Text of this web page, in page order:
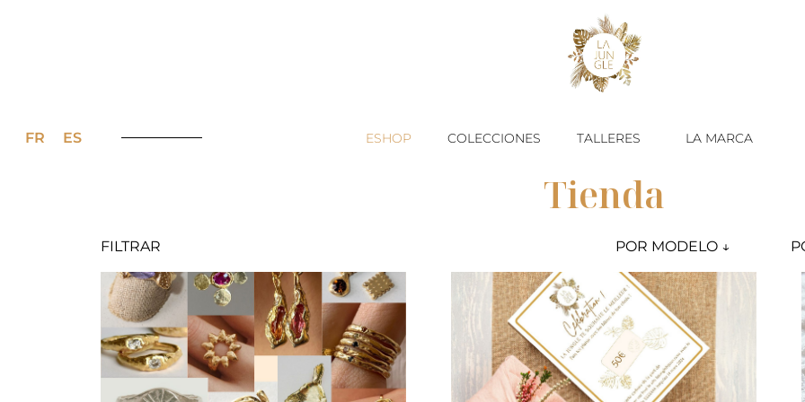
FR ES ESHOP COLECCIONES TALLERES LA MARCA
Tienda
FILTRAR MODELE
Select content
Select content